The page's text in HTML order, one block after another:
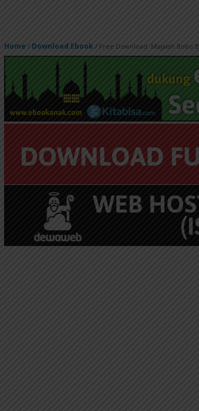
Home / Download Ebook / Free Download: Majalah Bobo